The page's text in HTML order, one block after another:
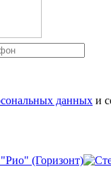
данных и